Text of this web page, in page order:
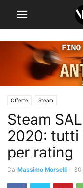
Offerte Steam
Steam
2020: tutti
per rating
Da Massimo Morselli - 30